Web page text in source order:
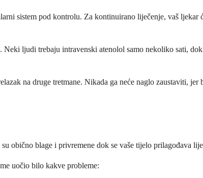
sistem pod kontrolu. Za kontinuirano liječenje, vaš ljekar
ljudi trebaju intravenski atenolol samo nekoliko sati,
na druge tretmane. Nikada ga neće naglo zaustaviti,
obično blage i privremene dok se vaše tijelo prilagođava
uočio bilo kakve probleme: